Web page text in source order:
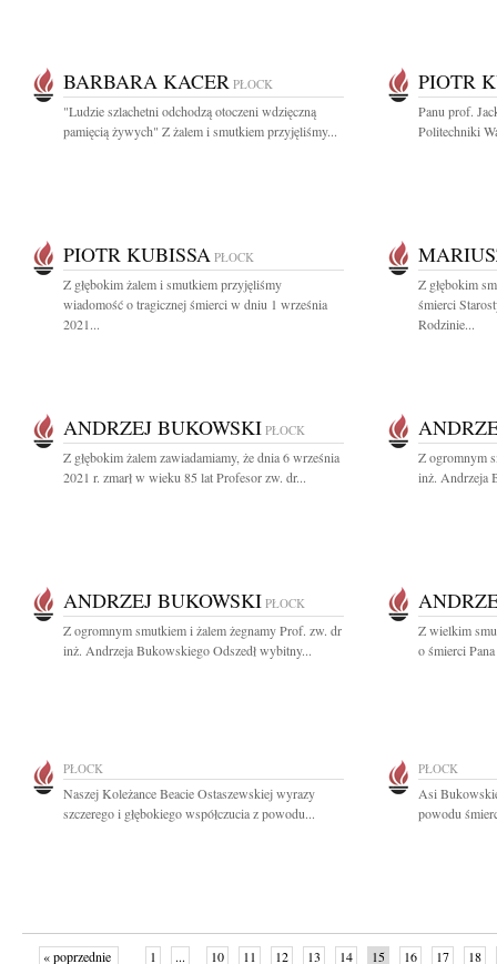
BARBARA KACER PŁOCK
"Ludzie szlachetni odchodzą otoczeni wdzięczną
pamięcią żywych" Z żalem i smutkiem przyjęliśmy...
PIOTR
Panu prof.
Politechniki
PIOTR KUBISSA PŁOCK
Z głębokim żalem i smutkiem przyjęliśmy
wiadomość o tragicznej śmierci w dniu 1 września
2021...
Z głębokim
śmierci
Rodzinie...
ANDRZEJ BUKOWSKI PŁOCK
Z głębokim żalem zawiadamiamy, że dnia 6 września
2021 r. zmarł w wieku 85 lat Profesor zw. dr...
Z ogromnym
inż. Andrzeja
ANDRZEJ BUKOWSKI PŁOCK
Z ogromnym smutkiem i żalem żegnamy Prof. zw. dr
inż. Andrzeja Bukowskiego Odszedł wybitny...
Z wielkim
o śmierci
PŁOCK
Naszej Koleżance Beacie Ostaszewskiej wyrazy
szczerego i głębokiego współczucia z powodu...
PŁOCK
Asi
powodu
« poprzednie 1 ... 10 11 12 13 14 15 16 17 18